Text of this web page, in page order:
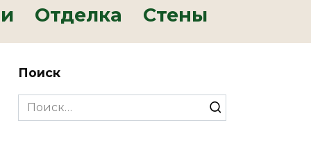
Отделка Стены
Поиск
Search
for: